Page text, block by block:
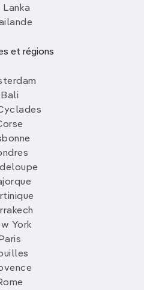
Lanka
et régions
Bali
York
Paris